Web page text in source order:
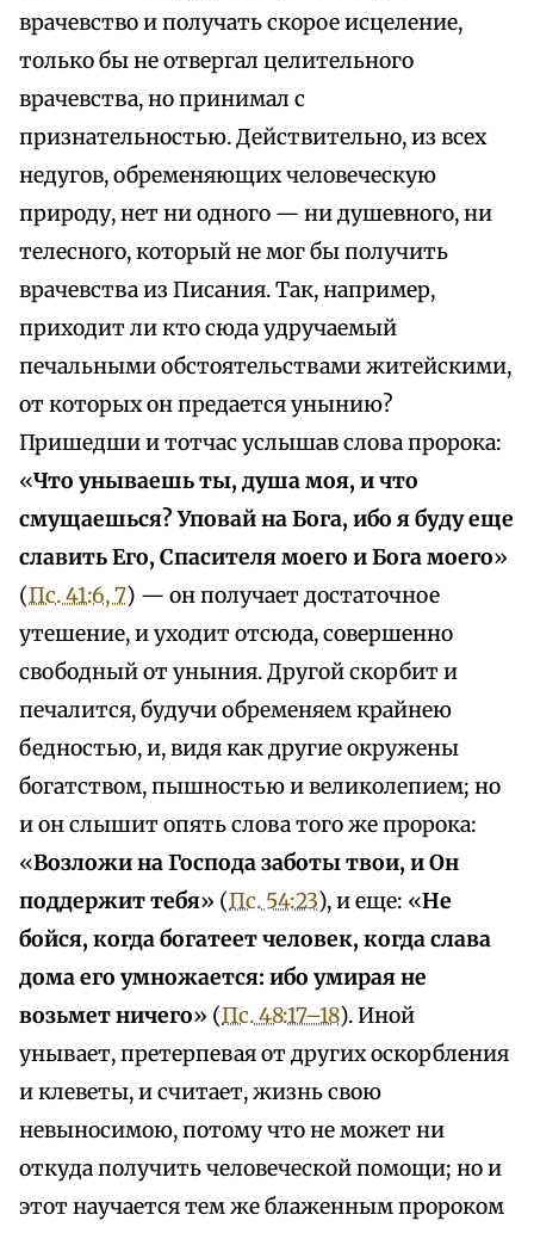
врачевство и получать скорое исцеление,
только бы не отвергал целительного
врачевства, но принимал с
признательностью. Действительно, из всех
недугов, обременяющих человеческую
природу, нет ни одного — ни душевного, ни
телесного, который не мог бы получить
врачевства из Писания. Так, например,
приходит ли кто сюда удручаемый
печальными обстоятельствами житейскими,
от которых он предается унынию?
Пришедши и тотчас услышав слова пророка:
«Что унываешь ты, душа моя, и что
смущаешься? Уповай на Бога, ибо я буду еще
славить Его, Спасителя моего и Бога моего»
(Пс. 41:6, 7) — он получает достаточное
утешение, и уходит отсюда, совершенно
свободный от уныния. Другой скорбит и
печалится, будучи обременяем крайнею
бедностью, и, видя как другие окружены
богатством, пышностью и великолепием; но
и он слышит опять слова того же пророка:
«Возложи на Господа заботы твои, и Он
поддержит тебя» (Пс. 54:23), и еще: «Не
бойся, когда богатеет человек, когда слава
дома его умножается: ибо умирая не
возьмет ничего» (Пс. 48:17–18). Иной
унывает, претерпевая от других оскорбления
и клеветы, и считает, жизнь свою
невыносимою, потому что не может ни
откуда получить человеческой помощи; но и
этот научается тем же блаженным пророком